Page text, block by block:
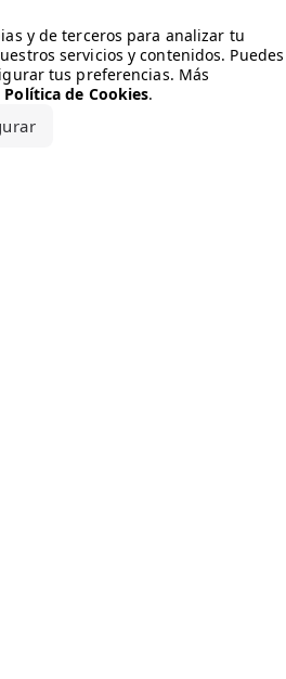
y de terceros para analizar tu
servicios y contenidos. Puedes
tus preferencias. Más
Política de Cookies.
the brand